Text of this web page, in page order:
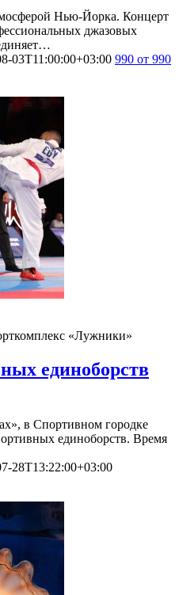
Нью-Йорка. Концерт
джазовых
03T11:00:00+03:00 990 от 990
«Лужники»
единоборств
в Спортивном городке
единоборств. Время
28T13:22:00+03:00